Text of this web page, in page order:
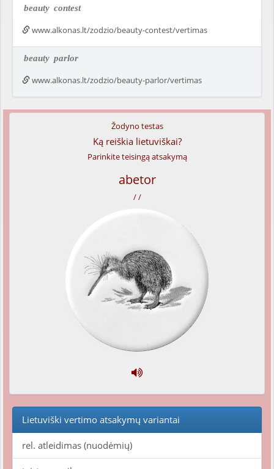
beauty contest
www.alkonas.lt/zodzio/beauty-contest/vertimas
beauty parlor
www.alkonas.lt/zodzio/beauty-parlor/vertimas
Žodyno testas
Ką reiškia lietuviškai?
Parinkite teisingą atsakymą
abetor
/ /
Lietuviški vertimo atsakymų variantai
rel. atleidimas (nuodėmių)